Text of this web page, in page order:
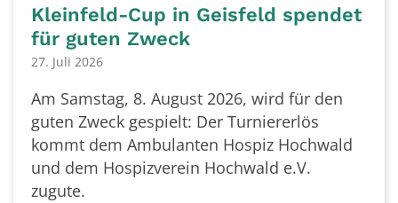
Kleinfeld-Cup in Geisfeld spendet
für guten Zweck
27. Juli 2026
Am Samstag, 8. August 2026, wird für den
guten Zweck gespielt: Der Turniererlös
kommt dem Ambulanten Hospiz Hochwald
und dem Hospizverein Hochwald e.V.
zugute.